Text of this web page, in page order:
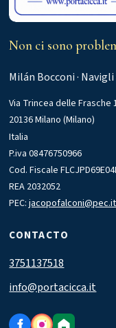
Non ci sono
Milán Bocconi · Navigli
Via Trincea delle Frasche
20136 Milano (Milano)
Italia
P.iva 08476750966
Cod. Fiscale
REA 2032052
PEC:jacopofalconi@pec.it
CONTACTO
3751137518
info@portacicca.it